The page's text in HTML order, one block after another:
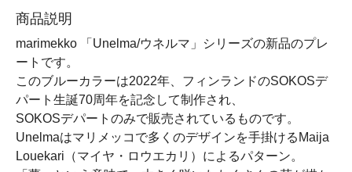
商品説明
marimekko 「Unelma/ウネルマ」シリーズの新品のプレ
ートです。
このブルーカラーは2022年、フィンランドのSOKOSデ
パート生誕70周年を記念して制作され、
SOKOSデパートのみで販売されているものです。
Unelmaはマリメッコで多くのデザインを手掛けるMaija
Louekari（マイヤ・ロウエカリ）によるパターン。